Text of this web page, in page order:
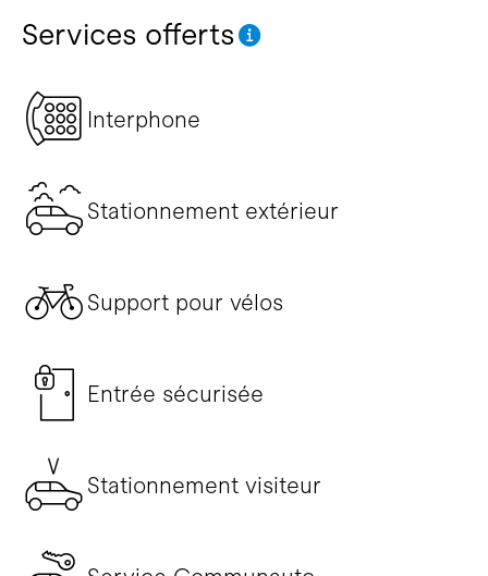
Services offerts
Interphone
Stationnement extérieur
Support pour vélos
Entrée sécurisée
Stationnement visiteur